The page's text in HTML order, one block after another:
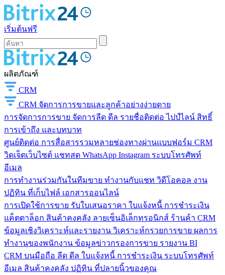
เริ่มต้นฟรี
ผลิตภัณฑ์
CRM
CRM จัดการการขายและลูกค้าอย่างง่ายดาย
การจัดการการขาย จัดการลีด ดีล รายชื่อติดต่อ ไปป์ไลน์ สิทธิ์
การเข้าถึง และบทบาท
ศูนย์ติดต่อ การสื่อสารรวมหลายช่องทางผ่านแบบฟอร์ม CRM
วิดเจ็ตเว็บไซต์ แชทสด WhatsApp Instagram ระบบโทรศัพท์
อีเมล
การทำงานร่วมกันในทีมขาย ทำงานกับแชท วิดีโอคอล งาน
ปฏิทิน ที่เก็บไฟล์ เอกสารออนไลน์
การเปิดใช้การขาย รับใบเสนอราคา ใบแจ้งหนี้ การชำระเงิน
แค็ตตาล็อก สินค้าคงคลัง ลายเซ็นอิเล็กทรอนิกส์ ร้านค้า CRM
ข้อมูลเชิงวิเคราะห์และรายงาน วิเคราะห์กรวยการขาย ผลการ
ทำงานของพนักงาน ข้อมูลข่าวกรองการขาย รายงาน BI
CRM บนมือถือ ลีด ดีล ใบแจ้งหนี้ การชำระเงิน ระบบโทรศัพท์
อีเมล สินค้าคงคลัง ปฏิทิน ที่ปลายนิ้วของคุณ